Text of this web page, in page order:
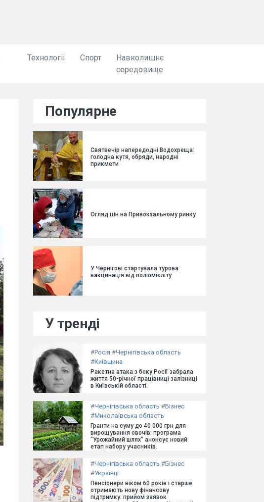
Технології Спорт
Навколишнє
середовище
Популярне
Святвечір напередодні Водохреща:
голодна кутя, обряди, народні
прикмети
Огляд цін на Привокзальному ринку
У Чернігові стартувала турова
вакцинація від поліомієліту
У тренді
#Росія #Чернігівська область
#Київщина
Ракетна атака з боку Росії забрала
життя 50-річної працівниці залізниці
в Київській області.
#Чернігівська область #Бізнес
#Миколаївська область
Гранти на суму до 40 000 грн для
вирощування овочів: програма
"Урожайний шлях" анонсує новий
етап набору учасників.
#Чернігівська область #Бізнес
#Українці
Пенсіонери віком 60 років і старше
отримають нову фінансову
підтримку: прийом заявок